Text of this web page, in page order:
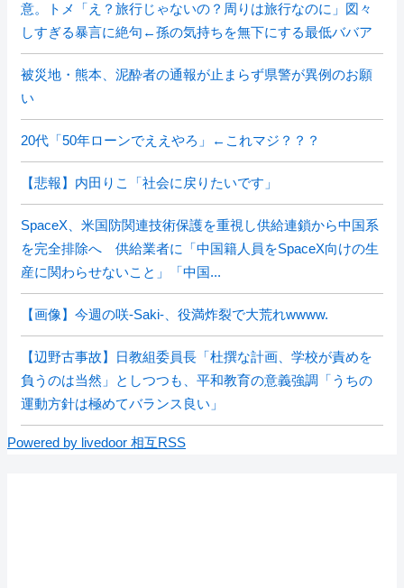
意。トメ「え？旅行じゃないの？周りは旅行なのに」図々
しすぎる暴言に絶句←孫の気持ちを無下にする最低ババア
被災地・熊本、泥酔者の通報が止まらず県警が異例のお願
い
20代「50年ローンでええやろ」←これマジ？？？
【悲報】内田りこ「社会に戻りたいです」
SpaceX、米国防関連技術保護を重視し供給連鎖から中国系
を完全排除へ 供給業者に「中国籍人員をSpaceX向けの生
産に関わらせないこと」「中国...
【画像】今週の咲-Saki-、役満炸裂で大荒れwwww.
【辺野古事故】日教組委員長「杜撰な計画、学校が責めを
負うのは当然」としつつも、平和教育の意義強調「うちの
運動方針は極めてバランス良い」
Powered by livedoor 相互RSS